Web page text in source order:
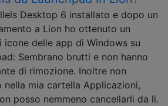
Desktop 6 installato e dopo un
a Lion ho ottenuto un
icone delle app di Windows su
Sembrano brutti e non hanno
di rimozione. Inoltre non
nella mia cartella Applicazioni,
posso nemmeno cancellarli da lì.